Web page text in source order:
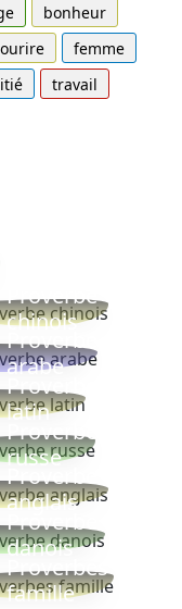
bonheur
femme
travail
Proverbe
chinois
Proverbe
arabe
Proverbe
latin
Proverbe
russe
Proverbe
anglais
Proverbe
danois
Proverbes
famille